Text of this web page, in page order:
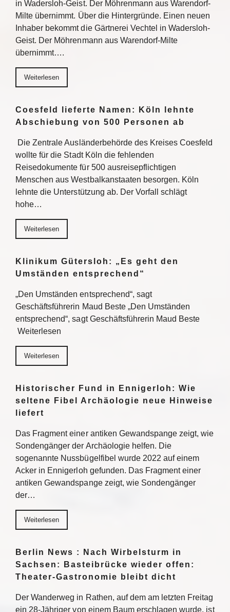
in Wadersloh-Geist. Der Möhrenmann aus Warendorf-
Milte übernimmt. Über die Hintergründe. Einen neuen
Inhaber bekommt die Gärtnerei Vechtel in Wadersloh-
Geist. Der Möhrenmann aus Warendorf-Milte
übernimmt….
Weiterlesen
Coesfeld lieferte Namen: Köln lehnte
Abschiebung von 500 Personen ab
Die Zentrale Ausländerbehörde des Kreises Coesfeld
wollte für die Stadt Köln die fehlenden
Reisedokumente für 500 ausreisepflichtigen
Menschen aus Westbalkanstaaten besorgen. Köln
lehnte die Unterstützung ab. Der Vorfall schlägt
hohe…
Weiterlesen
Klinikum Gütersloh: „Es geht den
Umständen entsprechend“
„Den Umständen entsprechend“, sagt
Geschäftsführerin Maud Beste „Den Umständen
entsprechend“, sagt Geschäftsführerin Maud Beste
Weiterlesen
Weiterlesen
Historischer Fund in Ennigerloh: Wie
seltene Fibel Archäologie neue Hinweise
liefert
Das Fragment einer antiken Gewandspange zeigt, wie
Sondengänger der Archäologie helfen. Die
sogenannte Nussbügelfibel wurde 2022 auf einem
Acker in Ennigerloh gefunden. Das Fragment einer
antiken Gewandspange zeigt, wie Sondengänger
der…
Weiterlesen
Berlin News : Nach Wirbelsturm in
Sachsen: Basteibrücke wieder offen:
Theater-Gastronomie bleibt dicht
Der Wanderweg in Rathen, auf dem am letzten Freitag
ein 28-Jähriger von einem Baum erschlagen wurde, ist